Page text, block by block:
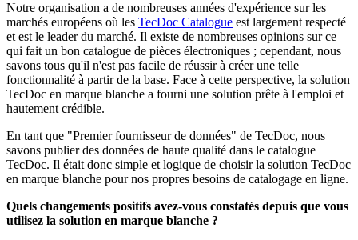
Notre organisation a de nombreuses années d'expérience sur les
marchés européens où les TecDoc Catalogue est largement respecté
et est le leader du marché. Il existe de nombreuses opinions sur ce
qui fait un bon catalogue de pièces électroniques ; cependant, nous
savons tous qu'il n'est pas facile de réussir à créer une telle
fonctionnalité à partir de la base. Face à cette perspective, la solution
TecDoc en marque blanche a fourni une solution prête à l'emploi et
hautement crédible.
En tant que "Premier fournisseur de données" de TecDoc, nous
savons publier des données de haute qualité dans le catalogue
TecDoc. Il était donc simple et logique de choisir la solution TecDoc
en marque blanche pour nos propres besoins de catalogage en ligne.
Quels changements positifs avez-vous constatés depuis que vous
utilisez la solution en marque blanche ?